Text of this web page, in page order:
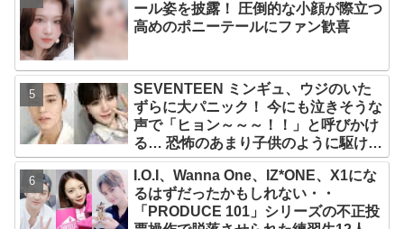
ール姿を披露！ 圧倒的な小顔が際立つ
高めのポニーテールにファン歓喜
SEVENTEEN ミンギュ、ウジのいた
ずらに大パニック！ 今にも泣きそうな
声で「ヒョン～～～！！」と呼びかけ
る… 恐怖のあまり子供のように駆け出
す姿がかわいい
I.O.I、Wanna One、IZ*ONE、X1にな
るはずだったかもしれない・・
「PRODUCE 101」シリーズの不正投